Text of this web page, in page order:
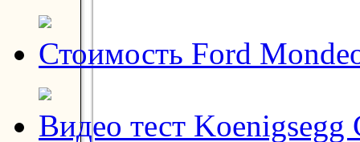
Стоимость Ford
Видео тест Koenigsegg